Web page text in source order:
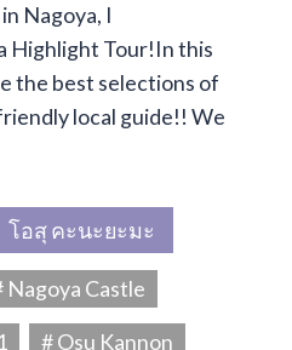
Nagoya, I
Highlight Tour!In this
the best selections of
local guide!! We
โอสุ คะนะยะมะ
Nagoya Castle
# Osu Kannon